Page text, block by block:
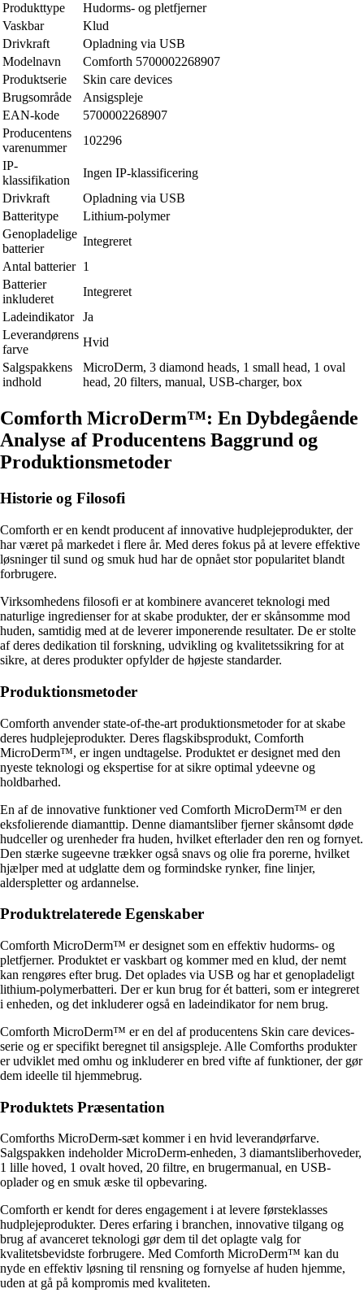
Produkttype
Hudorms- og pletfjerner
Vaskbar
Klud
Drivkraft
Opladning via USB
Modelnavn
Comforth 5700002268907
Produktserie
Skin care devices
Brugsområde
Ansigspleje
EAN-kode
5700002268907
Producentens
varenummer
102296
IP-
klassifikation
Ingen IP-klassificering
Drivkraft
Opladning via USB
Batteritype
Lithium-polymer
Genopladelige
batterier
Integreret
Antal batterier 1
Batterier
inkluderet
Integreret
Ladeindikator
Ja
Leverandørens
farve
Hvid
Salgspakkens
indhold
MicroDerm, 3 diamond heads, 1 small head, 1 oval
head, 20 filters, manual, USB-charger, box
Comforth MicroDerm™: En Dybdegående
Analyse af Producentens Baggrund og
Produktionsmetoder
Historie og Filosofi
Comforth er en kendt producent af innovative hudplejeprodukter, der
har været på markedet i flere år. Med deres fokus på at levere effektive
løsninger til sund og smuk hud har de opnået stor popularitet blandt
forbrugere.
Virksomhedens filosofi er at kombinere avanceret teknologi med
naturlige ingredienser for at skabe produkter, der er skånsomme mod
huden, samtidig med at de leverer imponerende resultater. De er stolte
af deres dedikation til forskning, udvikling og kvalitetssikring for at
sikre, at deres produkter opfylder de højeste standarder.
Produktionsmetoder
Comforth anvender state-of-the-art produktionsmetoder for at skabe
deres hudplejeprodukter. Deres flagskibsprodukt, Comforth
MicroDerm™, er ingen undtagelse. Produktet er designet med den
nyeste teknologi og ekspertise for at sikre optimal ydeevne og
holdbarhed.
En af de innovative funktioner ved Comforth MicroDerm™ er den
eksfolierende diamanttip. Denne diamantsliber fjerner skånsomt døde
hudceller og urenheder fra huden, hvilket efterlader den ren og fornyet.
Den stærke sugeevne trækker også snavs og olie fra porerne, hvilket
hjælper med at udglatte dem og formindske rynker, fine linjer,
alderspletter og ardannelse.
Produktrelaterede Egenskaber
Comforth MicroDerm™ er designet som en effektiv hudorms- og
pletfjerner. Produktet er vaskbart og kommer med en klud, der nemt
kan rengøres efter brug. Det oplades via USB og har et genopladeligt
lithium-polymerbatteri. Der er kun brug for ét batteri, som er integreret
i enheden, og det inkluderer også en ladeindikator for nem brug.
Comforth MicroDerm™ er en del af producentens Skin care devices-
serie og er specifikt beregnet til ansigspleje. Alle Comforths produkter
er udviklet med omhu og inkluderer en bred vifte af funktioner, der gør
dem ideelle til hjemmebrug.
Produktets Præsentation
Comforths MicroDerm-sæt kommer i en hvid leverandørfarve.
Salgspakken indeholder MicroDerm-enheden, 3 diamantsliberhoveder,
1 lille hoved, 1 ovalt hoved, 20 filtre, en brugermanual, en USB-
oplader og en smuk æske til opbevaring.
Comforth er kendt for deres engagement i at levere førsteklasses
hudplejeprodukter. Deres erfaring i branchen, innovative tilgang og
brug af avanceret teknologi gør dem til det oplagte valg for
kvalitetsbevidste forbrugere. Med Comforth MicroDerm™ kan du
nyde en effektiv løsning til rensning og fornyelse af huden hjemme,
uden at gå på kompromis med kvaliteten.